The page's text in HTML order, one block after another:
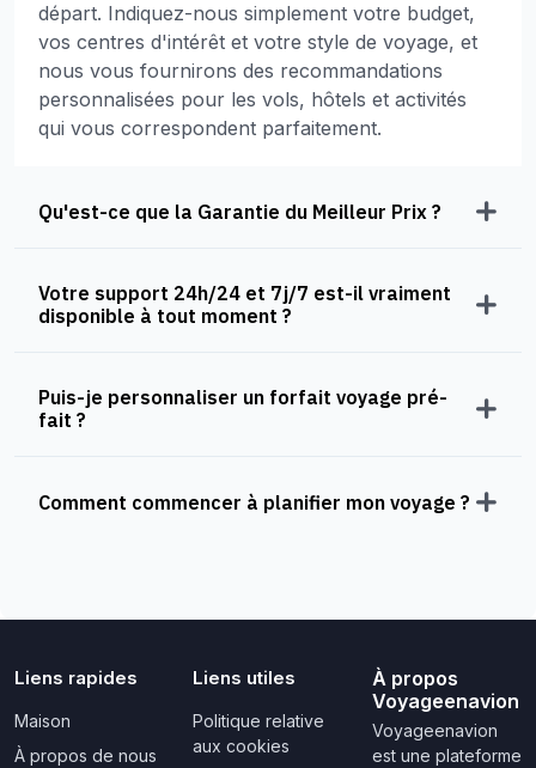
départ. Indiquez-nous simplement votre budget,
vos centres d'intérêt et votre style de voyage, et
nous vous fournirons des recommandations
personnalisées pour les vols, hôtels et activités
qui vous correspondent parfaitement.
Qu'est-ce que la Garantie du Meilleur Prix ?
Votre support 24h/24 et 7j/7 est-il vraiment
disponible à tout moment ?
Puis-je personnaliser un forfait voyage pré-
fait ?
Comment commencer à planifier mon voyage ?
Liens rapides
Maison
À propos de nous
Liens utiles
Politique relative
aux cookies
À propos
Voyageenavion
Voyageenavion
est une plateforme